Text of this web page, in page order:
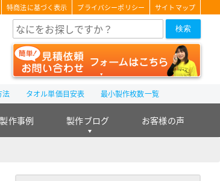
特商法に基づく表示 プライバシーポリシー サイトマップ
検索
法 タオル単価目安表 最小製作枚数一覧
製作事例 製作ブログ お客様の声